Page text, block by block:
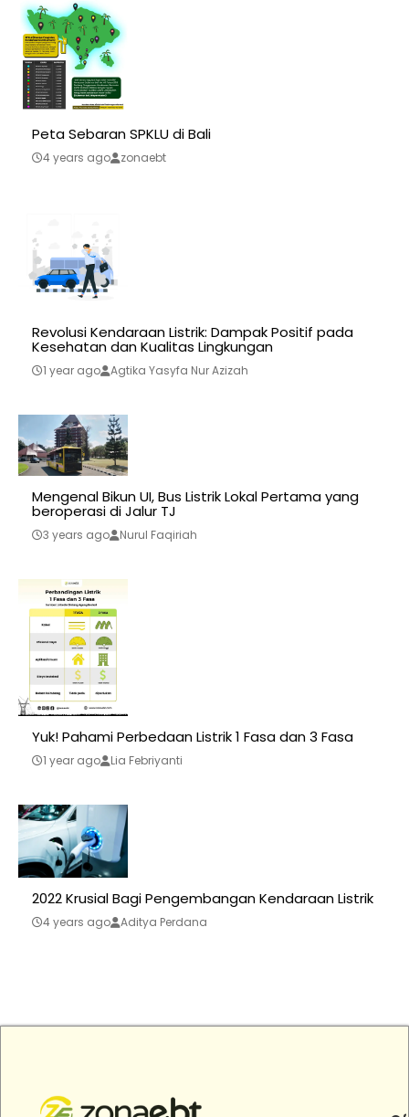
Peta Sebaran SPKLU di Bali
4 years ago zonaebt
Revolusi Kendaraan Listrik: Dampak Positif pada
Kesehatan dan Kualitas Lingkungan
1 year ago Agtika Yasyfa Nur Azizah
Mengenal Bikun UI, Bus Listrik Lokal Pertama yang
beroperasi di Jalur TJ
3 years ago Nurul Faqiriah
Yuk! Pahami Perbedaan Listrik 1 Fasa dan 3 Fasa
1 year ago Lia Febriyanti
2022 Krusial Bagi Pengembangan Kendaraan Listrik
4 years ago Aditya Perdana